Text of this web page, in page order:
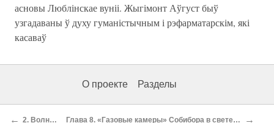
асновы Люблінскае вуніі. Жыгімонт Аўгуст быў
узгадаваны ў духу гуманістычным і рэфарматарскім, які
касаваў
О проекте Разделы
← 2. Волнующий дневник Глава 8. «Газовые камеры» Собибора в свете «свидетельских показаний» и «исторических исследований» →